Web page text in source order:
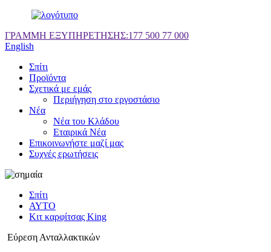
ΓΡΑΜΜΗ ΕΞΥΠΗΡΕΤΗΣΗΣ:177 500 77 000
English
Σπίτι
Προϊόντα
Σχετικά με εμάς
Περιήγηση στο εργοστάσιο
Νέα
Νέα του Κλάδου
Εταιρικά Νέα
Επικοινωνήστε μαζί μας
Συχνές ερωτήσεις
Σπίτι
ΑΥΤΟ
Κιτ καρφίτσας King
Εύρεση Ανταλλακτικών